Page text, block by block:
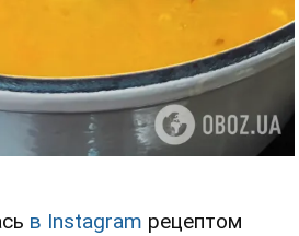
в Instagram рецептом